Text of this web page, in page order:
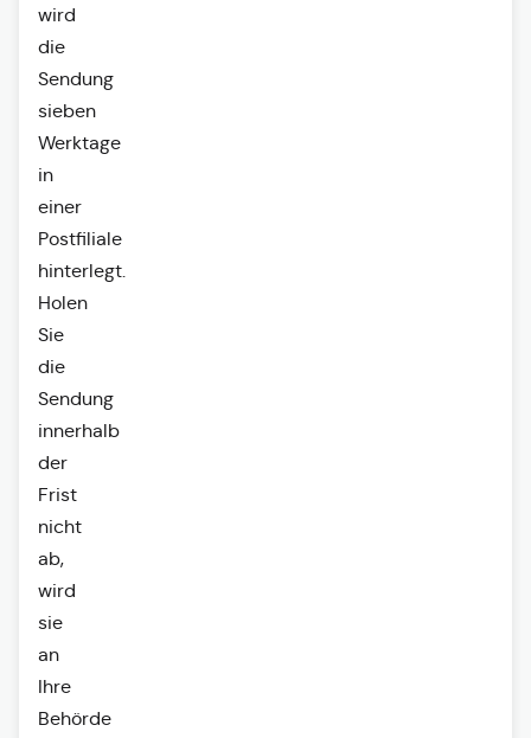
wird
die
Sendung
sieben
Werktage
in
einer
Postfiliale
hinterlegt.
Holen
Sie
die
Sendung
innerhalb
der
Frist
nicht
ab,
wird
sie
an
Ihre
Behörde